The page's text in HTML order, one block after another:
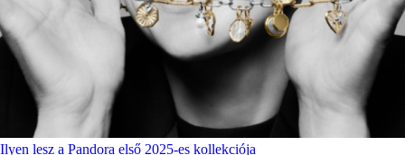
Ilyen lesz a Pandora első 2025-es kollekciója